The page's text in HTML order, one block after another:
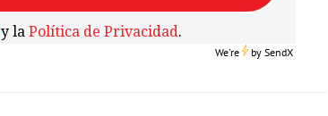
la Política de Privacidad.
We're bySendX